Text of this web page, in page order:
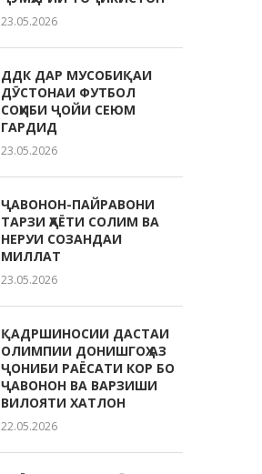
23.05.2026
ДДК ДАР МУСОБИҚАИ
ДӮСТОНАИ ФУТБОЛ
СОҲИБИ ҶОЙИ СЕЮМ
ГАРДИД
23.05.2026
ҶАВОНОН-ПАЙРАВОНИ
ТАРЗИ ҲАЁТИ СОЛИМ ВА
НЕРУИ СОЗАНДАИ
МИЛЛАТ
23.05.2026
ҚАДРШИНОСИИ ДАСТАИ
ОЛИМПИИ ДОНИШГОҲ АЗ
ҶОНИБИ РАЁСАТИ КОР БО
ҶАВОНОН ВА ВАРЗИШИ
ВИЛОЯТИ ХАТЛОН
22.05.2026